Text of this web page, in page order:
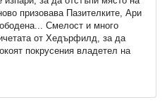
призовава Пазителките, Ари
Смелост и много
от Хедърфилд, за да
покрусения владетел на